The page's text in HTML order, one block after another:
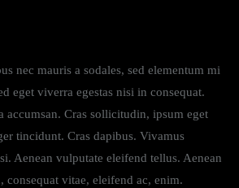
nec mauris a sodales, sed elementum mi
eget viverra egestas nisi in consequat.
accumsan. Cras sollicitudin, ipsum eget
tincidunt. Cras dapibus. Vivamus
Aenean vulputate eleifend tellus. Aenean
vitae, eleifend ac, enim.